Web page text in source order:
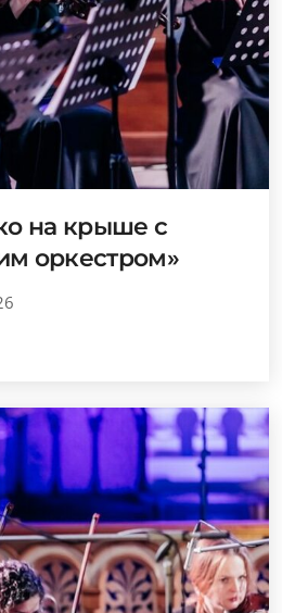
на крыше с
оркестром»